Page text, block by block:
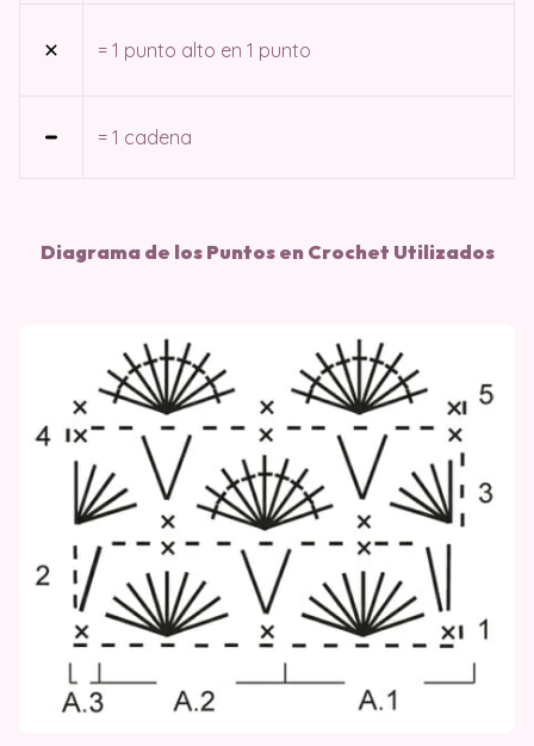
= 1 punto alto en 1 punto
= 1 cadena
Diagrama de los Puntos en Crochet Utilizados